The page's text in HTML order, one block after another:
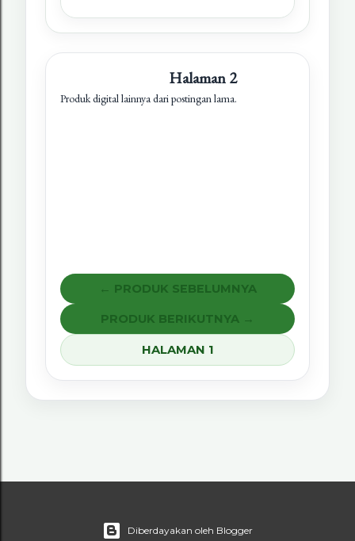
Halaman 2
Produk digital lainnya dari postingan lama.
← PRODUK SEBELUMNYA
PRODUK BERIKUTNYA →
HALAMAN 1
Diberdayakan oleh Blogger